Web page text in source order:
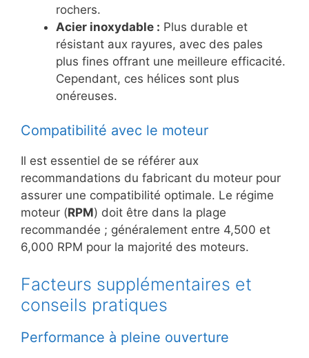
rochers.
Acier inoxydable : Plus durable et
résistant aux rayures, avec des pales
plus fines offrant une meilleure efficacité.
Cependant, ces hélices sont plus
onéreuses.
Compatibilité avec le moteur
Il est essentiel de se référer aux
recommandations du fabricant du moteur pour
assurer une compatibilité optimale. Le régime
moteur (RPM) doit être dans la plage
recommandée ; généralement entre 4,500 et
6,000 RPM pour la majorité des moteurs.
Facteurs supplémentaires et
conseils pratiques
Performance à pleine ouverture